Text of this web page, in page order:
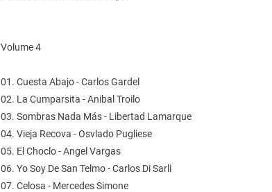
Volume 4
01. Cuesta Abajo - Carlos Gardel
02. La Cumparsita - Anibal Troilo
03. Sombras Nada Más - Libertad Lamarque
04. Vieja Recova - Osvlado Pugliese
05. El Choclo - Angel Vargas
06. Yo Soy De San Telmo - Carlos Di Sarli
07. Celosa - Mercedes Simone